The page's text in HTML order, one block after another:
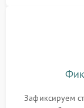
Зафиксируем